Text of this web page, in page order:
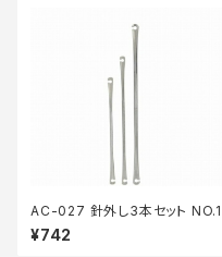
AC-027 針外し3本セット NO.1
¥742